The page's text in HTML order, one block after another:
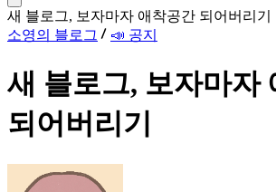
새 블로그, 보자마자 애착공간 되어버리기
소영의 블로그
📣 공지
새 블로그, 보자마자
되어버리기